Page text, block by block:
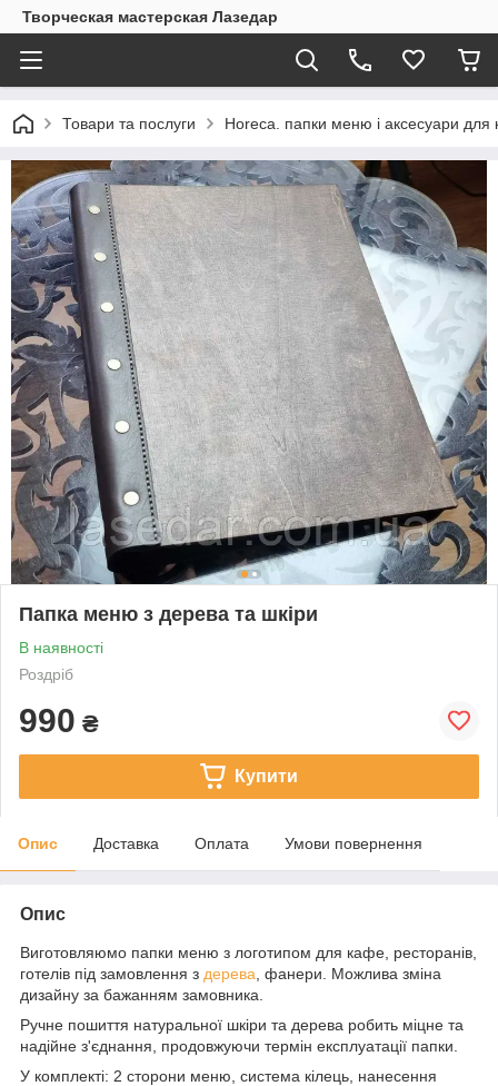
Творческая мастерская Лазедар
Товари та послуги Horeca. папки меню і аксесуари для
Папка меню з дерева та шкіри
В наявності
Роздріб
990 ₴
Купити
Опис Доставка Оплата Умови повернення
Опис
Виготовляюмо папки меню з логотипом для кафе, ресторанів,
готелів під замовлення з дерева , фанери. Можлива зміна
дизайну за бажанням замовника.
Ручне пошиття натуральної шкіри та дерева робить міцне та
надійне з'єднання, продовжуючи термін експлуатації папки.
У комплекті: 2 сторони меню, система кілець, нанесення